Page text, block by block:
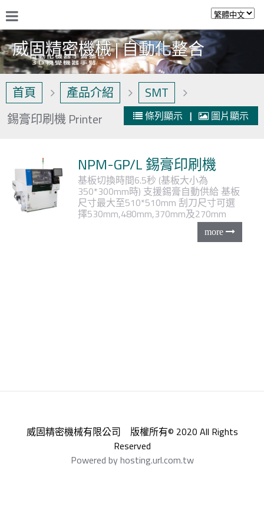
威固精密機械 | 自動化整合
首頁 產品介紹
SMT
錫膏印刷機 Printer
條列顯示 | 圖片顯示
NPM-GP/L 錫膏印刷機
基板切換時間6.5秒 (基板大小為
350*300mm時) 支援錫膏自動供給 基板
尺寸最大至510*510mm 刮刀尺寸可選
擇530mm,480mm,370mm及270mm
威固精密機械有限公司 版權所有© 2020 All Rights
Reserved
Powered by hosting.url.com.tw